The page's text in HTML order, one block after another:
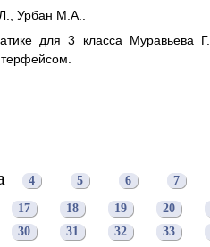
Урбан М.А..
для 3 класса
4 5 6 7
17 18 19 20
30 31 32 33